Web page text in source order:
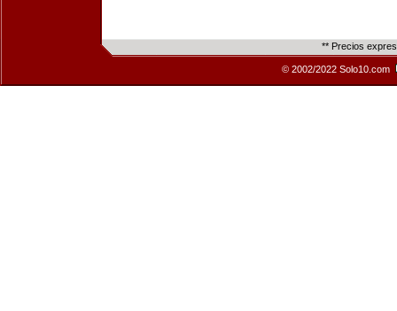
** Precios
© 2002/2022 Solo10.com